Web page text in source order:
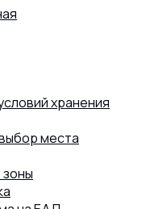
ВАМ?
хранения
места